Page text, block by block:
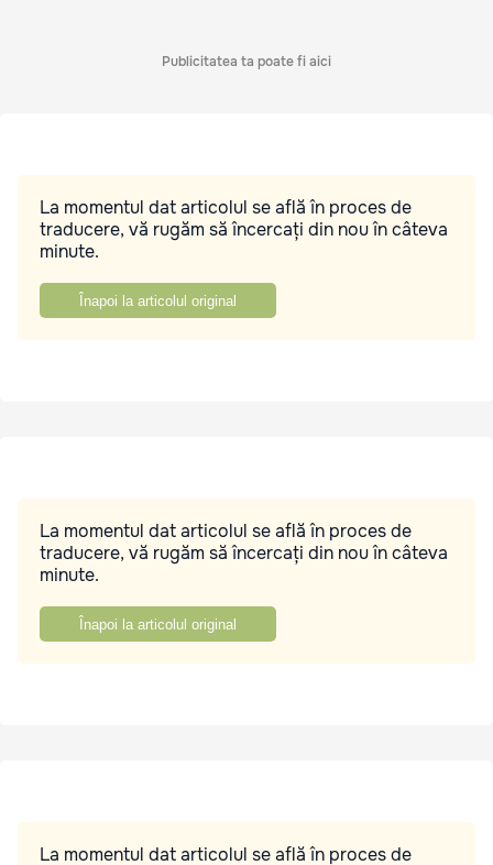
Publicitatea ta poate fi aici
La momentul dat articolul se află în proces de
traducere, vă rugăm să încercați din nou în câteva
minute.
Înapoi la articolul original
La momentul dat articolul se află în proces de
traducere, vă rugăm să încercați din nou în câteva
minute.
Înapoi la articolul original
La momentul dat articolul se află în proces de